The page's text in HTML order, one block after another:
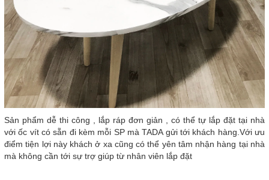
Sản phẩm dễ thi công , lắp ráp đơn giản , có thể tự lắp đặt tại nhà
với ốc vít có sẵn đi kèm mỗi SP mà TADA gửi tới khách hàng.Với ưu
điểm tiện lợi này khách ở xa cũng có thể yên tâm nhận hàng tại nhà
mà không cần tới sự trợ giúp từ nhân viên lắp đặt